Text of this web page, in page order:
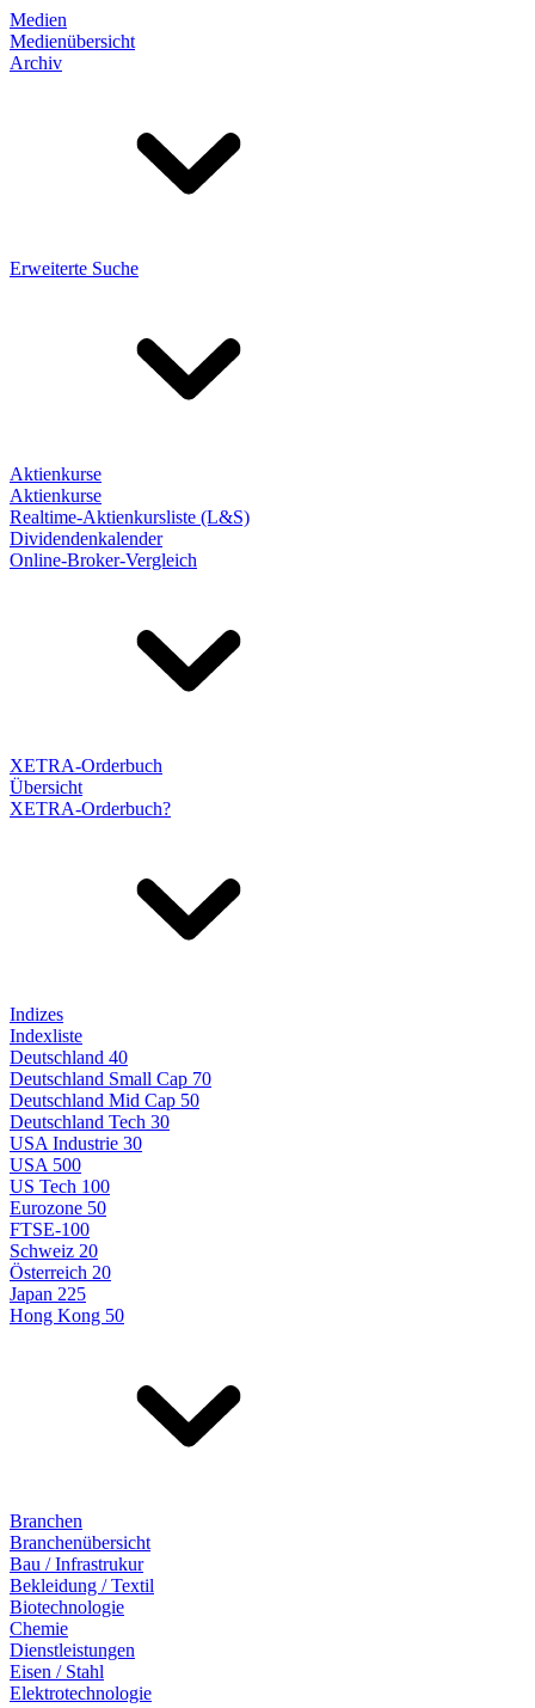
Medien
Medienübersicht
Archiv
Erweiterte Suche
Aktienkurse
Aktienkurse
Realtime-Aktienkursliste (L&S)
Dividendenkalender
Online-Broker-Vergleich
XETRA-Orderbuch
Übersicht
XETRA-Orderbuch?
Indizes
Indexliste
Deutschland 40
Deutschland Small Cap 70
Deutschland Mid Cap 50
Deutschland Tech 30
USA Industrie 30
USA 500
US Tech 100
Eurozone 50
FTSE-100
Schweiz 20
Österreich 20
Japan 225
Hong Kong 50
Branchen
Branchenübersicht
Bau / Infrastrukur
Bekleidung / Textil
Biotechnologie
Chemie
Dienstleistungen
Eisen / Stahl
Elektrotechnologie